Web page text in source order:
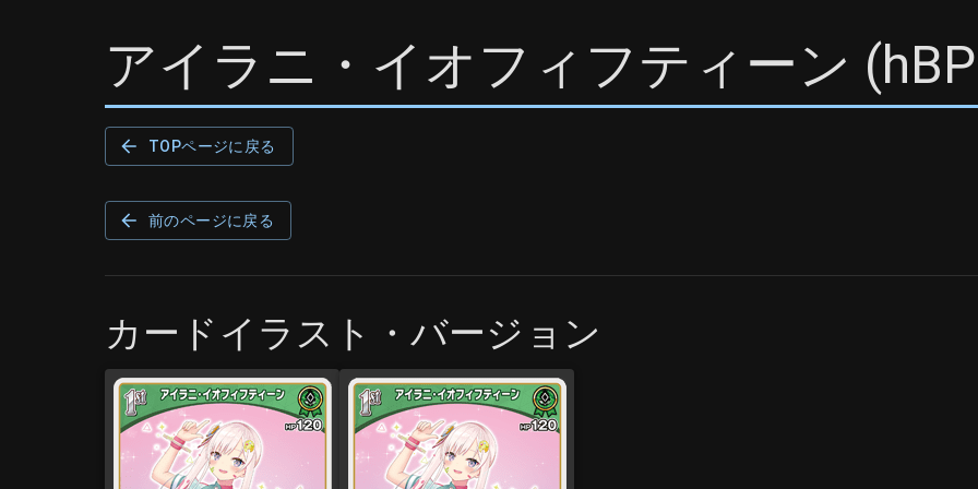
アイラニ・イオフィフティーン (
TOPページに戻る
前のページに戻る
カードイラスト・バージョン